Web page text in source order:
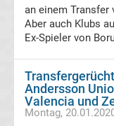
Tabelle
League
an einem Transfer
Aber auch Klubs
Ex-Spieler von
Andersson
Valencia und
Montag,